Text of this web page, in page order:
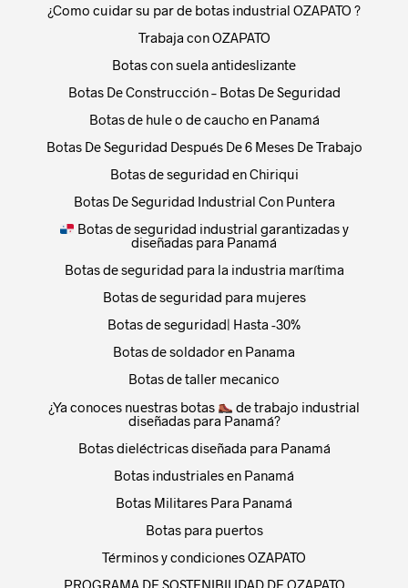
¿Como cuidar su par de botas industrial OZAPATO ?
Trabaja con OZAPATO
Botas con suela antideslizante
Botas De Construcción – Botas De Seguridad
Botas de hule o de caucho en Panamá
Botas De Seguridad Después De 6 Meses De Trabajo
Botas de seguridad en Chiriqui
Botas De Seguridad Industrial Con Puntera
Botas de seguridad industrial garantizadas y
diseñadas para Panamá
Botas de seguridad para la industria marítima
Botas de seguridad para mujeres
Botas de seguridad| Hasta -30%
Botas de soldador en Panama
Botas de taller mecanico
¿Ya conoces nuestras botas
de trabajo industrial
diseñadas para Panamá?
Botas dieléctricas diseñada para Panamá
Botas industriales en Panamá
Botas Militares Para Panamá
Botas para puertos
Términos y condiciones OZAPATO
PROGRAMA DE SOSTENIBILIDAD DE OZAPATO